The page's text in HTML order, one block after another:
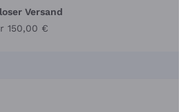
Versand
150,00 €